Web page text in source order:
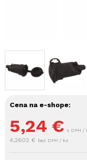
Cena na e-shope:
5,24 € s DPH /
4,2602 € bez DPH / ks